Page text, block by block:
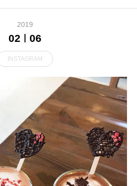
2019
02 06
INSTAGRAM